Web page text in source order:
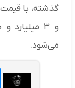
می‌شود.